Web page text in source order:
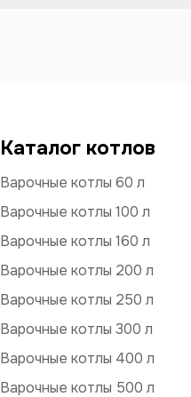
Каталог котлов
Варочные котлы 60 л
Варочные котлы 100 л
Варочные котлы 160 л
Варочные котлы 200 л
Варочные котлы 250 л
Варочные котлы 300 л
Варочные котлы 400 л
Варочные котлы 500 л